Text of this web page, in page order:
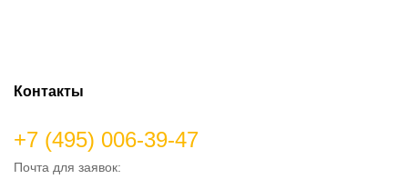
Контакты
+7 (495) 006-39-47
Почта для заявок: